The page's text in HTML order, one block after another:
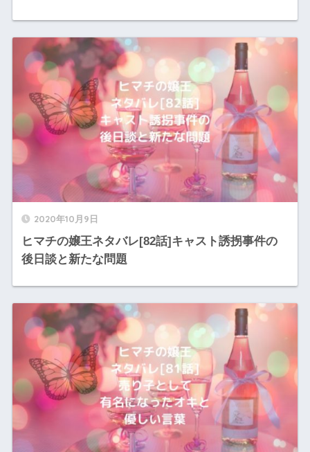
2020年10月9日
ヒマチの嬢王ネタバレ[82話]キャスト誘拐事件の
後日談と新たな問題